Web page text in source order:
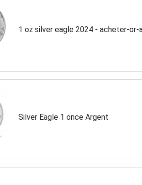
1 oz silver eagle 2024 - acheter-or-
Silver Eagle 1 once Argent